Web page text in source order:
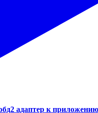
адаптер к